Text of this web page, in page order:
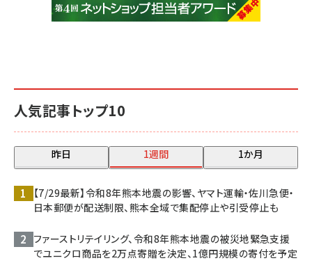
人気記事トップ10
昨日 1週間 1か月
【7/29最新】令和8年熊本地震の影響、ヤマト運輸・佐川急便・
日本郵便が配送制限、熊本全域で集配停止や引受停止も
ファーストリテイリング、令和8年熊本地震の被災地緊急支援
でユニクロ商品を2万点寄贈を決定、1億円規模の寄付を予定